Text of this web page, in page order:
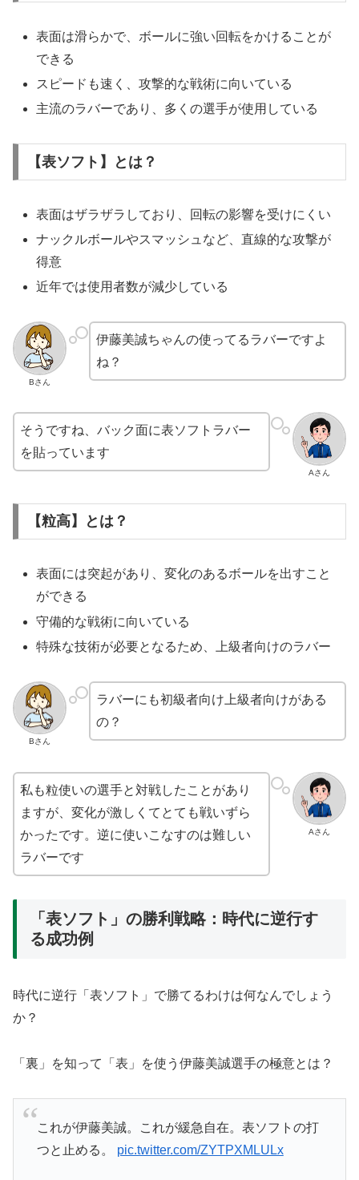
表面は滑らかで、ボールに強い回転をかけることが
できる
スピードも速く、攻撃的な戦術に向いている
主流のラバーであり、多くの選手が使用している
【表ソフト】とは？
表面はザラザラしており、回転の影響を受けにくい
ナックルボールやスマッシュなど、直線的な攻撃が
得意
近年では使用者数が減少している
Bさん
伊藤美誠ちゃんの使ってるラバーですよ
ね？
Aさん
そうですね、バック面に表ソフトラバー
を貼っています
【粒高】とは？
表面には突起があり、変化のあるボールを出すこと
ができる
守備的な戦術に向いている
特殊な技術が必要となるため、上級者向けのラバー
Bさん
ラバーにも初級者向け上級者向けがある
の？
Aさん
私も粒使いの選手と対戦したことがあり
ますが、変化が激しくてとても戦いずら
かったです。逆に使いこなすのは難しい
ラバーです
「表ソフト」の勝利戦略：時代に逆行す
る成功例
時代に逆行「表ソフト」で勝てるわけは何なんでしょう
か？
「裏」を知って「表」を使う伊藤美誠選手の極意とは？
これが伊藤美誠。これが緩急自在。表ソフトの打
つと止める。 pic.twitter.com/ZYTPXMLULx